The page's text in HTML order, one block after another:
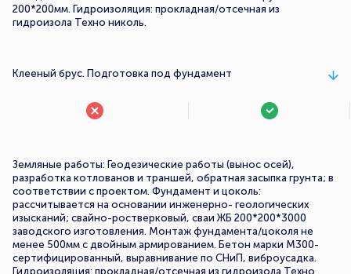
200*200мм. Гидроизоляция: прокладная/отсечная из
гидроизола Техно николь.
Клееный брус. Подготовка под фундамент
Земляные работы: Геодезические работы (вынос осей),
разработка котлованов и траншей, обратная засыпка грунта; в
соответствии с проектом. Фундамент и цоколь:
рассчитывается на основании инженерно- геологических
изысканий; свайно-ростверковый, сваи ЖБ 200*200*3000
заводского изготовления. Монтаж фундамента/цоколя не
менее 500мм с двойным армированием. Бетон марки М300-
сертифицированный, выравнивание по СНиП, виброусадка.
Гидроизоляция: прокладная/отсечная из гидроизола Техно